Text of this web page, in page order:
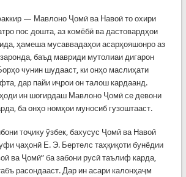
— Мавлоно Ҷомӣ ва Навоӣ то охири
пос дошта, аз комёбӣ ва дастовардҳои
ҳамеша мусаввадаҳои асарҳояшонро аз
баъд мавриди мутолиаи дигарон
чунин шудааст, ки онҳо маслиҳати
дар пайи иҷрои он талош кардаанд.
ин шогирдаш Мавлоно Ҷомӣ се девони
ба онҳо номҳои муносиб гузоштааст.
тоҷику ўзбек, бахусус Ҷомӣ ва Навоӣ
ҷаҳонӣ Е. Э. Бертелс таҳқиқоти бунёдии
ва Ҷомӣ” ба забони русӣ таълиф карда,
расондааст. Дар ин асари калонҳаҷм